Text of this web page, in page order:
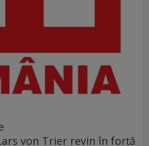
von Trier revin în forţă